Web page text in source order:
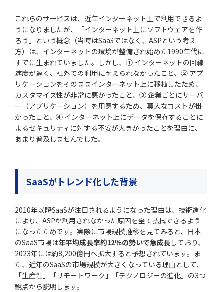
これらのサービスは、近年インターネット上で利用できるよ
うになりましたが、「インターネット上にソフトウェアを作
ろう」という概念（当時はSaaSではなく、ASPという考え
方）は、インターネットの環境が整備され始めた1990年代に
すでに生まれていました。しかし、① インターネットの回線
速度が遅く、社外での利用に耐えられなかったこと、② アプ
リケーションをそのままインターネット上に移植したため、
カスタマイズ性が非常に悪かったこと、③ 企業ごとにサーバ
ー（アプリケーション）を用意するため、莫大なコストが掛
かったこと、④ インターネット上にデータを保存することに
よるセキュリティに対する不安が大きかったことを理由に、
あまり普及しませんでした。
SaaSがトレンド化した背景
2010年以降SaaSが注目されるようになった理由は、技術進化
により、ASPが利用されなかった原因を全て払拭できるよう
になったためです。実際に市場規模推移を見てみると、日本
のSaaS市場は年平均成長率約12％の勢いで急成長しており、
2023年には約8,200億円へ拡大すると予想されています。ま
た、近年のSaaSの市場規模が大きくなっている理由として、
「生産性」「リモートワーク」「テクノロジーの進化」の3つ
観点から説明します。